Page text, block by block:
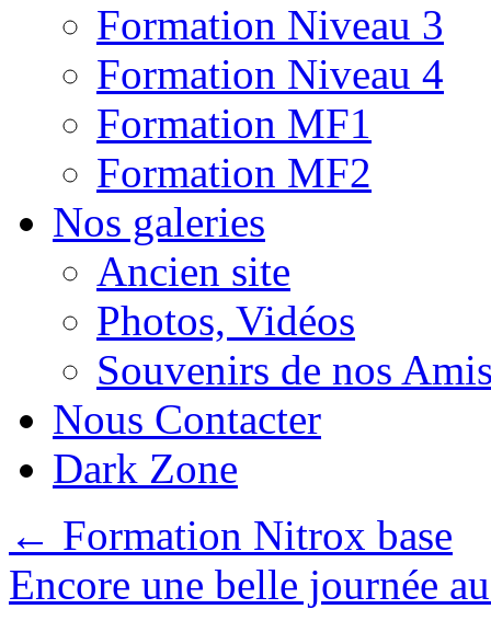
Formation Niveau 3
Formation Niveau 4
Formation MF1
Formation MF2
Nos galeries
Ancien site
Photos, Vidéos
Souvenirs de nos
Nous Contacter
Dark Zone
← Formation Nitrox base
Encore une belle journée